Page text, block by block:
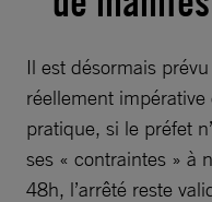
Il est désormais
réellement
pratique, si le préfet
ses « contraintes » à
48h, l’arrêté reste